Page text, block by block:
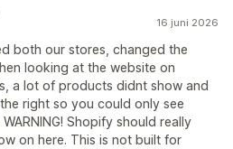
16 juni 2026
both our stores, changed the
looking at the website on
a lot of products didnt show and
right so you could only see
Shopify should really
on here. This is not built for